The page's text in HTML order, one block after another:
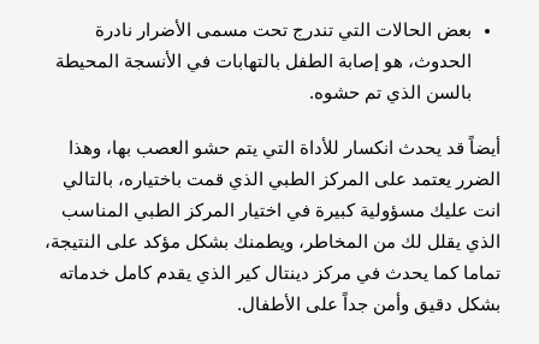
بعض الحالات التي تندرج تحت مسمى الأضرار نادرة
الحدوث، هو إصابة الطفل بالتهابات في الأنسجة المحيطة
بالسن الذي تم حشوه.
أيضاً قد يحدث انكسار للأداة التي يتم حشو العصب بها، وهذا
الضرر يعتمد على المركز الطبي الذي قمت باختياره، بالتالي
انت عليك مسؤولية كبيرة في اختيار المركز الطبي المناسب
الذي يقلل لك من المخاطر، ويطمنك بشكل مؤكد على النتيجة،
تماما كما يحدث في مركز دينتال كير الذي يقدم كامل خدماته
بشكل دقيق وأمن جداً على الأطفال.